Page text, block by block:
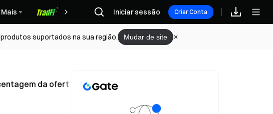
Mais Recompensas
Iniciar sessão Criar Conta
suportados na sua região. Mudar de site
da oferta aceite em 1,67%